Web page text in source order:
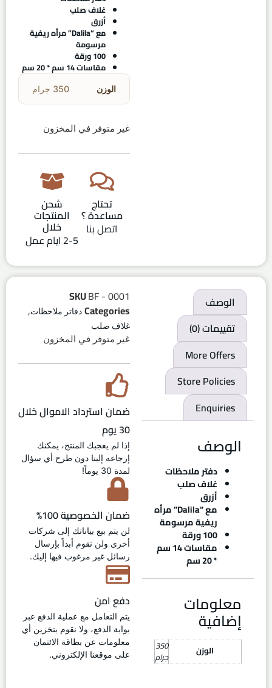
غلاف صلب
أزرق
مع “Dalila” مرأه ريفية
مرسومة
100 ورقة
مقاسات 14 سم * 20 سم
الوزن 350 جرام
غير متوفر في المخزون
تحتاج
مساعدة ؟
اتصل بنا
شحن
المنتجات
خلال
2-5 ايام عمل
الوصف
تقييمات (0)
More Offers
Store Policies
Enquiries
الوصف
دفتر ملاحظات
غلاف صلب
أزرق
مع “Dalila” مرأه
ريفية مرسومة
100 ورقة
مقاسات 14 سم
* 20 سم
معلومات
إضافية
الوزن 350
جرام
SKUBF - 0001
Categories دفاتر ملاحظات,
غلاف صلب
غير متوفر في المخزون
ضمان استرداد الاموال خلال
30 يوم
إذا لم يعجبك المنتج، يمكنك
إرجاعه إلينا دون طرح أي سؤال
لمدة 30 يوماً!
ضمان الخصوصية 100%
لن يتم بيع بياناتك إلى شركات
أخرى ولن نقوم أبداً بإرسال
رسائل غير مرغوب فيها إليك.
دفع امن
يتم التعامل مع عملية الدفع عبر
بوابة الدفع، ولا نقوم بتخزين أي
معلومات عن بطاقة الائتمان
على موقعنا الإلكتروني.